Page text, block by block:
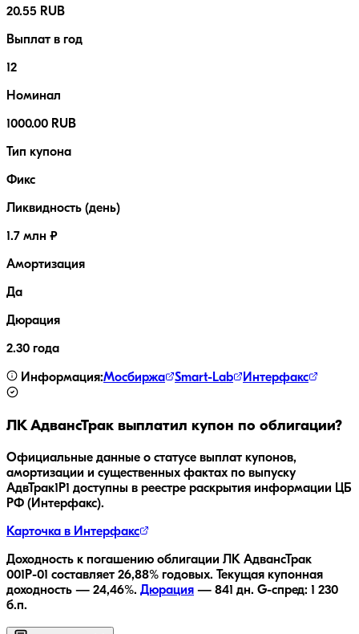
20.55 RUB
Выплат в год
12
Номинал
1000.00 RUB
Тип купона
Фикс
Ликвидность (день)
1.7 млн ₽
Амортизация
Да
Дюрация
2.30 года
Информация:Мосбиржа Smart-Lab Интерфакс
ЛК АдвансТрак выплатил купон по облигации?
Официальные данные о статусе выплат купонов,
амортизации и существенных фактах по выпуску
АдвТрак1Р1 доступны в реестре раскрытия информации ЦБ
РФ (Интерфакс).
Карточка в Интерфакс
Доходность к погашению облигации ЛК АдвансТрак
001Р-01 составляет 26,88% годовых. Текущая купонная
доходность — 24,46%. Дюрация — 841 дн. G-спред: 1 230
б.п.